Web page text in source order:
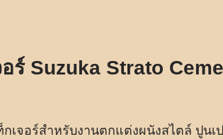
ร์ Suzuka Strato
กเจอร์สำหรับงานตกแต่งผนังสไตล์ ปูน